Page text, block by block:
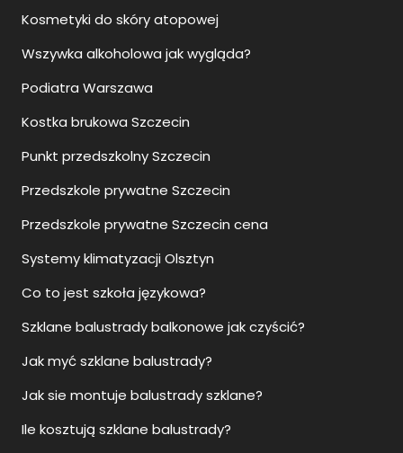
Kosmetyki do skóry atopowej
Wszywka alkoholowa jak wygląda?
Podiatra Warszawa
Kostka brukowa Szczecin
Punkt przedszkolny Szczecin
Przedszkole prywatne Szczecin
Przedszkole prywatne Szczecin cena
Systemy klimatyzacji Olsztyn
Co to jest szkoła językowa?
Szklane balustrady balkonowe jak czyścić?
Jak myć szklane balustrady?
Jak sie montuje balustrady szklane?
Ile kosztują szklane balustrady?